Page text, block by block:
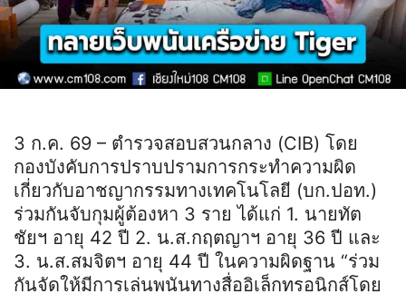
3 ก.ค. 69 – ตำรวจสอบสวนกลาง (CIB) โดย
กองบังคับการปราบปรามการกระทำความผิด
เกี่ยวกับอาชญากรรมทางเทคโนโลยี (บก.ปอท.)
ร่วมกันจับกุมผู้ต้องหา 3 ราย ได้แก่ 1. นายทัต
ชัยฯ อายุ 42 ปี 2. น.ส.กฤตญาฯ อายุ 36 ปี และ
3. น.ส.สมจิตฯ อายุ 44 ปี ในความผิดฐาน “ร่วม
กันจัดให้มีการเล่นพนันทางสื่ออิเล็กทรอนิกส์โดย